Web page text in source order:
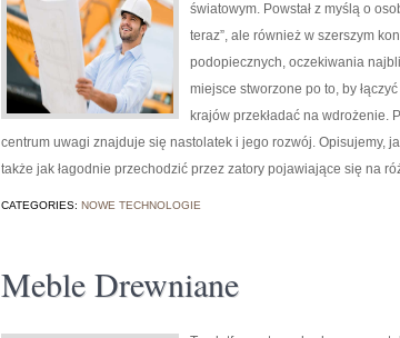
światowym. Powstał z myślą o
teraz”, ale również w szerszym
podopiecznych, oczekiwania
miejsce stworzone po to, by
krajów przekładać na wdrożenie.
centrum uwagi znajduje się nastolatek i jego rozwój. Opisujemy,
także jak łagodnie przechodzić przez zatory pojawiające się na
CATEGORIES: NOWE TECHNOLOGIE
Meble Drewniane